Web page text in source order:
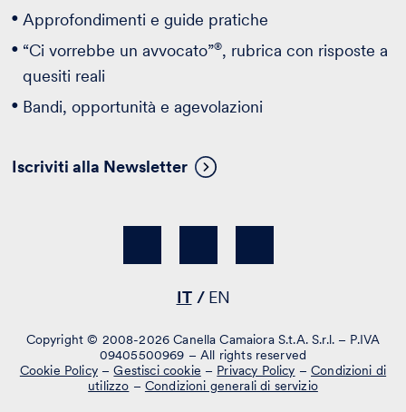
Approfondimenti e guide pratiche
“Ci vorrebbe un avvocato”®, rubrica con risposte a
quesiti reali
Bandi, opportunità e agevolazioni
Iscriviti alla Newsletter
IT EN
Copyright © 2008-2026 Canella Camaiora S.t.A. S.r.l. – P.IVA
09405500969 – All rights reserved
Cookie Policy–Gestisci cookie – Privacy Policy –Condizioni di
utilizzo – Condizioni generali di servizio